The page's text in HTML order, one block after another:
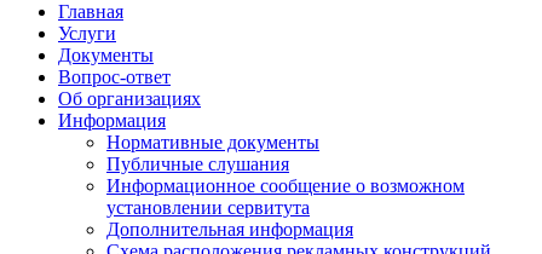
Главная
Услуги
Документы
Вопрос-ответ
Об организациях
Информация
Нормативные документы
Публичные слушания
Информационное сообщение о возможном
установлении сервитута
Дополнительная информация